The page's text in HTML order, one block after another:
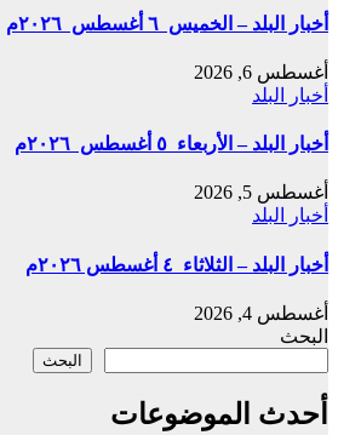
أخبار البلد – الخميس ٦ أغسطس ٢٠٢٦م
أغسطس 6, 2026
أخبار البلد
أخبار البلد – الأربعاء ٥ أغسطس ٢٠٢٦م
أغسطس 5, 2026
أخبار البلد
أخبار البلد – الثلاثاء ٤ أغسطس ٢٠٢٦م
أغسطس 4, 2026
البحث
البحث
أحدث الموضوعات